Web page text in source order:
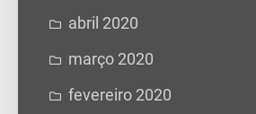
abril 2020
março 2020
fevereiro 2020